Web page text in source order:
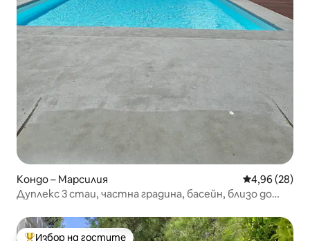
Кондо – Марсилия Средна
4,96 (28)
Дуплекс 3 стаи, частна градина, басейн, близо до
Избор на гостите